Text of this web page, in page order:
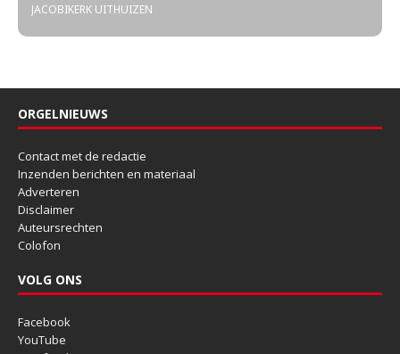
JACOBIKERK UITHUIZEN
ORGELNIEUWS
Contact met de redactie
Inzenden berichten en materiaal
Adverteren
Disclaimer
Auteursrechten
Colofon
VOLG ONS
Facebook
YouTube